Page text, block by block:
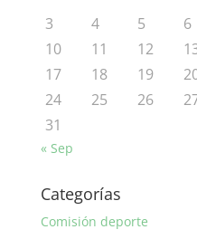
3
4 5 6
10
11 12
17
18 19
24
25 26
31
« Sep
Categorías
Comisión deporte